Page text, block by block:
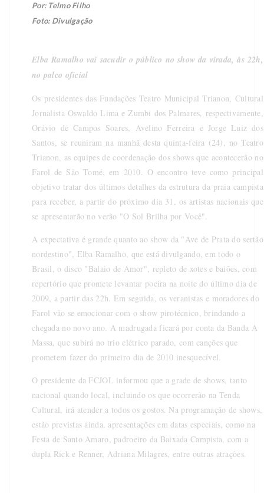
Por: Telmo Filho
Foto: Divulgação
Elba Ramalho vai sacudir o público no show da virada, às 22h,
no palco oficial
Os presidentes das Fundações Teatro Municipal Trianon, Cultural
Jornalista Oswaldo Lima e Zumbi dos Palmares, respectivamente,
Orávio de Campos Soares, Avelino Ferreira e Jorge Luiz dos
Santos, se reuniram na manhã desta quinta-feira (24), no Teatro
Trianon, as equipes de coordenação dos shows que acontecerão no
Farol de São Tomé, em 2010. O encontro teve como principal
objetivo tratar dos últimos detalhes da estrutura da praia campista
para receber, a partir do próximo dia 31, os artistas nacionais que
se apresentarão no verão "O Sol Brilha por Você".
A expectativa é grande quanto ao show da "Ave de Prata do sertão
nordestino", Elba Ramalho, que está divulgando, em todo o
Brasil, o disco "Balaio de Amor", repleto de xotes e baiões, com
repertório que promete levantar poeira na noite do último dia de
2009, a partir das 22h. Em seguida, os veranistas e moradores do
Farol vão se emocionar com o show pirotécnico, brindando a
chegada no novo ano. A madrugada ficará por conta da Banda A
Massa, que subirá no trio elétrico parado, com canções que
prometem fazer do primeiro dia de 2010 inesquecível.
O presidente da FCJOL informou que a grade de shows, tanto
nacional quando local, incluindo os que ocorrerão na Tenda
Cultural, irá atender a todos os gostos. Na programação de shows,
estão previstas ainda, apresentações em datas especiais, como na
Festa de Santo Amaro, padroeiro da Baixada Campista, com a
dupla Rick e Renner, Adriana Milagres, entre outras atrações.